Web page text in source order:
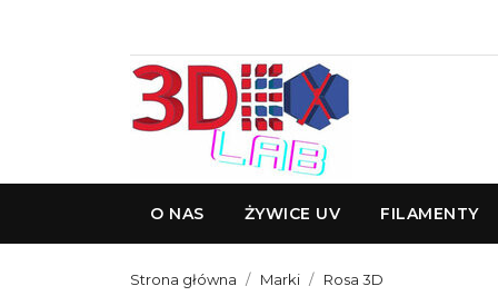
O NAS ŻYWICE UV FILAMENTY
Strona główna Marki Rosa 3D